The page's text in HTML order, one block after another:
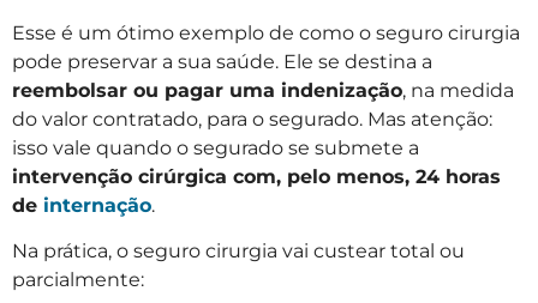
Esse é um ótimo exemplo de como o seguro cirurgia
pode preservar a sua saúde. Ele se destina a
reembolsar ou pagar uma indenização, na medida
do valor contratado, para o segurado. Mas atenção:
isso vale quando o segurado se submete a
intervenção cirúrgica com, pelo menos, 24 horas
de internação.
Na prática, o seguro cirurgia vai custear total ou
parcialmente: